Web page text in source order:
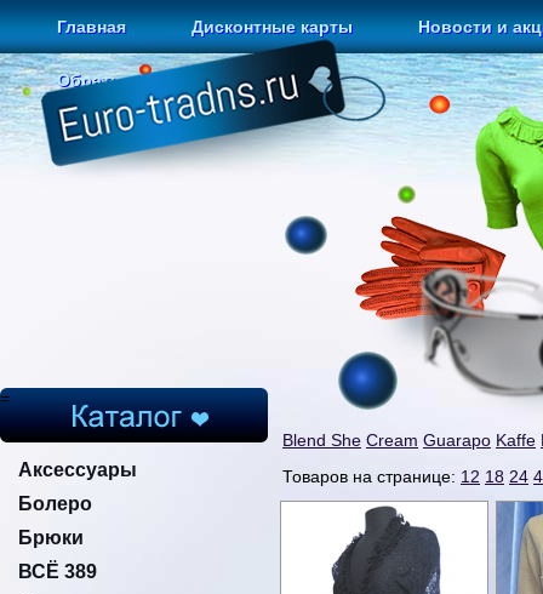
Главная Дисконтные карты Новости и
Обратная связь
=
Аксессуары
Болеро
Брюки
ВСЁ 389
Blend She Cream Guarapo Kaffe
Товаров на странице: 12 18 24